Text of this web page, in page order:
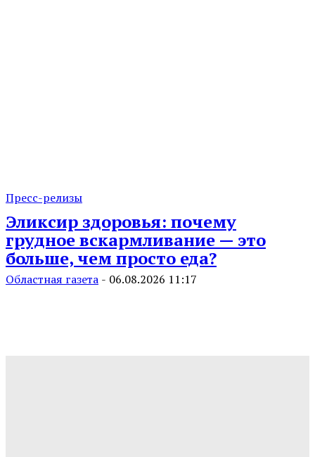
Пресс-релизы
Эликсир здоровья: почему
грудное вскармливание — это
больше, чем просто еда?
Областная газета - 06.08.2026 11:17